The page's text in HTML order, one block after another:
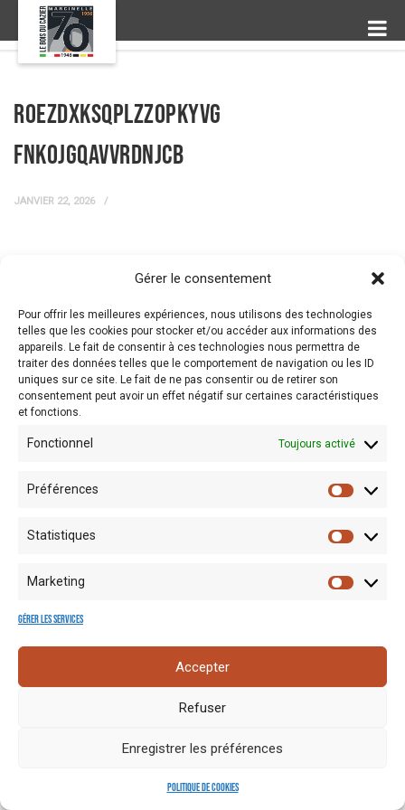
Gérer le consentement
Pour offrir les meilleures expériences, nous utilisons des technologies
telles que les cookies pour stocker et/ou accéder aux informations des
appareils. Le fait de consentir à ces technologies nous permettra de
traiter des données telles que le comportement de navigation ou les ID
uniques sur ce site. Le fait de ne pas consentir ou de retirer son
consentement peut avoir un effet négatif sur certaines caractéristiques
et fonctions.
Fonctionnel Toujours activé
Préférences
Statistiques
Marketing
Gérer les services
Accepter
Refuser
Enregistrer les préférences
Politique de cookies
RoezDxkSQplzzoPKYvg
FNkojgqAVvRdnJcb
JANVIER 22, 2026
Mentions
Espace
presse